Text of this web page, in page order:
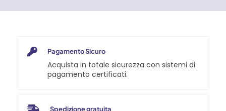
Pagamento Sicuro
Acquista in totale sicurezza con sistemi di
pagamento certificati.
Spedizione gratuita